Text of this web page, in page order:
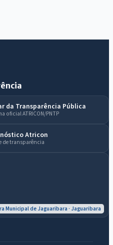
da Transparência Pública
oficial ATRICON/PNTP
Atricon
de transparência
Municipal de Jaguaribara · Jaguaribara